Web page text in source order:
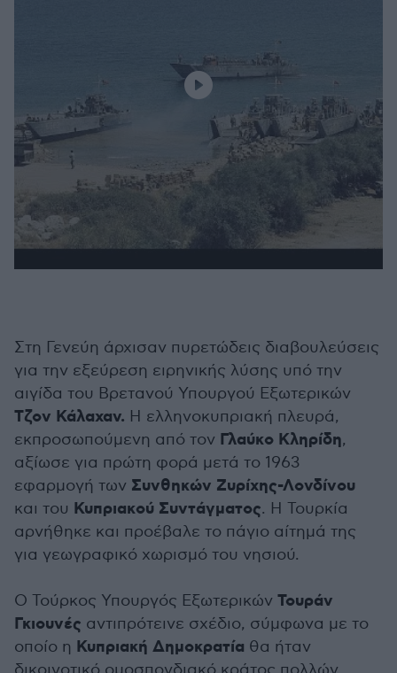
Στη Γενεύη άρχισαν πυρετώδεις διαβουλεύσεις
για την εξεύρεση ειρηνικής λύσης υπό την
αιγίδα του Βρετανού Υπουργού Εξωτερικών
Τζον Κάλαχαν. Η ελληνοκυπριακή πλευρά,
εκπροσωπούμενη από τον Γλαύκο Κληρίδη,
αξίωσε για πρώτη φορά μετά το 1963
εφαρμογή των Συνθηκών Ζυρίχης-Λονδίνου
και του Κυπριακού Συντάγματος. Η Τουρκία
αρνήθηκε και προέβαλε το πάγιο αίτημά της
για γεωγραφικό χωρισμό του νησιού.
Ο Τούρκος Υπουργός Εξωτερικών Τουράν
Γκιουνές αντιπρότεινε σχέδιο, σύμφωνα με το
οποίο η Κυπριακή Δημοκρατία θα ήταν